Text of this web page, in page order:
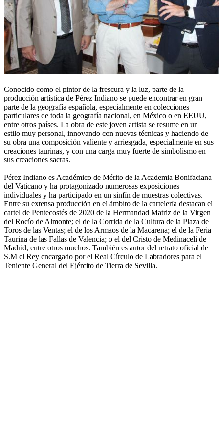
Conocido como el pintor de la frescura y la luz, parte de la
producción artística de Pérez Indiano se puede encontrar en gran
parte de la geografía española, especialmente en colecciones
particulares de toda la geografía nacional, en México o en EEUU,
entre otros países. La obra de este joven artista se resume en un
estilo muy personal, innovando con nuevas técnicas y haciendo de
su obra una composición valiente y arriesgada, especialmente en sus
creaciones taurinas, y con una carga muy fuerte de simbolismo en
sus creaciones sacras.
Pérez Indiano es Académico de Mérito de la Academia Bonifaciana
del Vaticano y ha protagonizado numerosas exposiciones
individuales y ha participado en un sinfín de muestras colectivas.
Entre su extensa producción en el ámbito de la cartelería destacan el
cartel de Pentecostés de 2020 de la Hermandad Matriz de la Virgen
del Rocío de Almonte; el de la Corrida de la Cultura de la Plaza de
Toros de las Ventas; el de los Armaos de la Macarena; el de la Feria
Taurina de las Fallas de Valencia; o el del Cristo de Medinaceli de
Madrid, entre otros muchos. También es autor del retrato oficial de
S.M el Rey encargado por el Real Círculo de Labradores para el
Teniente General del Ejército de Tierra de Sevilla.